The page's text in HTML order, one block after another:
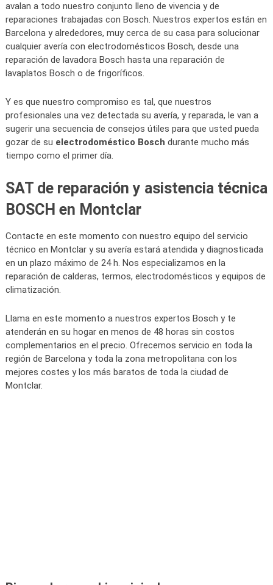
avalan a todo nuestro conjunto lleno de vivencia y de
reparaciones trabajadas con Bosch. Nuestros expertos están en
Barcelona y alrededores, muy cerca de su casa para solucionar
cualquier avería con electrodomésticos Bosch, desde una
reparación de lavadora Bosch hasta una reparación de
lavaplatos Bosch o de frigoríficos.
Y es que nuestro compromiso es tal, que nuestros
profesionales una vez detectada su avería, y reparada, le van a
sugerir una secuencia de consejos útiles para que usted pueda
gozar de su electrodoméstico Bosch durante mucho más
tiempo como el primer día.
SAT de reparación y asistencia técnica
BOSCH en Montclar
Contacte en este momento con nuestro equipo del servicio
técnico en Montclar y su avería estará atendida y diagnosticada
en un plazo máximo de 24 h. Nos especializamos en la
reparación de calderas, termos, electrodomésticos y equipos de
climatización.
Llama en este momento a nuestros expertos Bosch y te
atenderán en su hogar en menos de 48 horas sin costos
complementarios en el precio. Ofrecemos servicio en toda la
región de Barcelona y toda la zona metropolitana con los
mejores costes y los más baratos de toda la ciudad de
Montclar.